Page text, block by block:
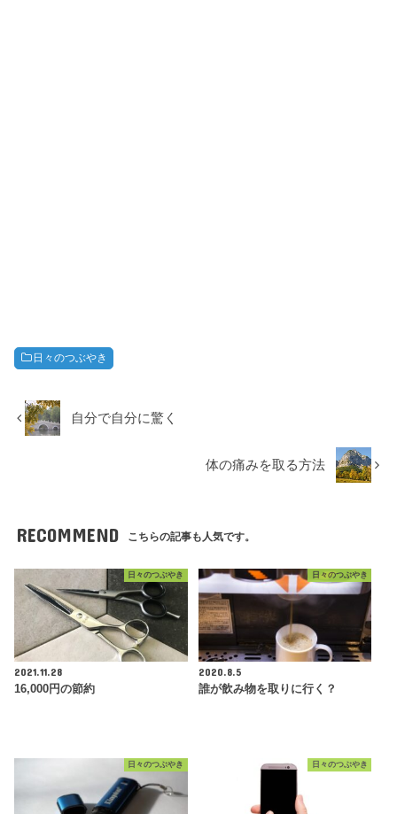
日々のつぶやき
自分で自分に驚く
体の痛みを取る方法
RECOMMEND こちらの記事も人気です。
日々のつぶやき
2021.11.28
16,000円の節約
日々のつぶやき
2020.8.5
誰が飲み物を取りに行く？
日々のつぶやき 日々のつぶやき